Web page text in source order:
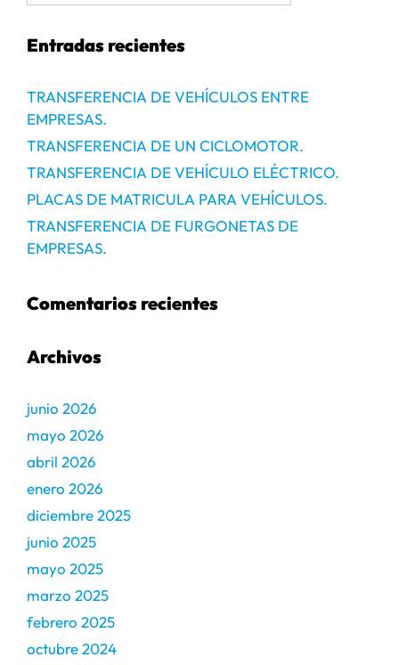
Entradas recientes
TRANSFERENCIA DE VEHÍCULOS ENTRE
EMPRESAS.
TRANSFERENCIA DE UN CICLOMOTOR.
TRANSFERENCIA DE VEHÍCULO ELÉCTRICO.
PLACAS DE MATRICULA PARA VEHÍCULOS.
TRANSFERENCIA DE FURGONETAS DE
EMPRESAS.
Comentarios recientes
Archivos
junio 2026
mayo 2026
abril 2026
enero 2026
diciembre 2025
junio 2025
mayo 2025
marzo 2025
febrero 2025
octubre 2024